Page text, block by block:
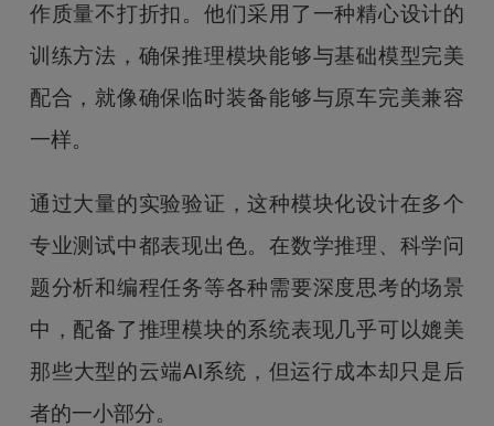
作质量不打折扣。他们采用了一种精心设计的
训练方法，确保推理模块能够与基础模型完美
配合，就像确保临时装备能够与原车完美兼容
一样。
通过大量的实验验证，这种模块化设计在多个
专业测试中都表现出色。在数学推理、科学问
题分析和编程任务等各种需要深度思考的场景
中，配备了推理模块的系统表现几乎可以媲美
那些大型的云端AI系统，但运行成本却只是后
者的一小部分。